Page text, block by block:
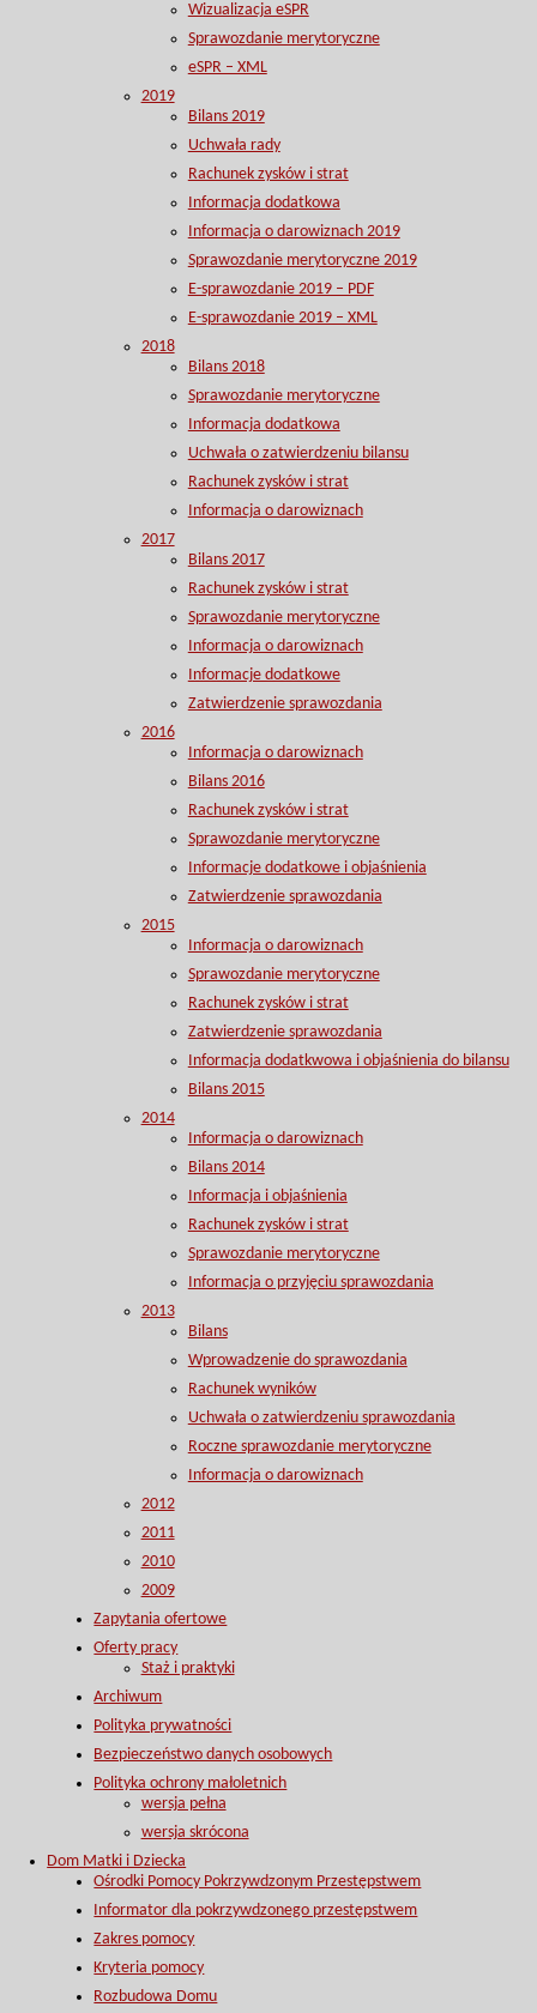
Wizualizacja eSPR
Sprawozdanie merytoryczne
eSPR – XML
2019
Bilans 2019
Uchwała rady
Rachunek zysków i strat
Informacja dodatkowa
Informacja o darowiznach 2019
Sprawozdanie merytoryczne 2019
E-sprawozdanie 2019 – PDF
E-sprawozdanie 2019 – XML
2018
Bilans 2018
Sprawozdanie merytoryczne
Informacja dodatkowa
Uchwała o zatwierdzeniu bilansu
Rachunek zysków i strat
Informacja o darowiznach
2017
Bilans 2017
Rachunek zysków i strat
Sprawozdanie merytoryczne
Informacja o darowiznach
Informacje dodatkowe
Zatwierdzenie sprawozdania
2016
Informacja o darowiznach
Bilans 2016
Rachunek zysków i strat
Sprawozdanie merytoryczne
Informacje dodatkowe i objaśnienia
Zatwierdzenie sprawozdania
2015
Informacja o darowiznach
Sprawozdanie merytoryczne
Rachunek zysków i strat
Zatwierdzenie sprawozdania
Informacja dodatkwowa i objaśnienia do bilansu
Bilans 2015
2014
Informacja o darowiznach
Bilans 2014
Informacja i objaśnienia
Rachunek zysków i strat
Sprawozdanie merytoryczne
Informacja o przyjęciu sprawozdania
2013
Bilans
Wprowadzenie do sprawozdania
Rachunek wyników
Uchwała o zatwierdzeniu sprawozdania
Roczne sprawozdanie merytoryczne
Informacja o darowiznach
2012
2011
2010
2009
Zapytania ofertowe
Oferty pracy
Staż i praktyki
Archiwum
Polityka prywatności
Bezpieczeństwo danych osobowych
Polityka ochrony małoletnich
wersja pełna
wersja skrócona
Dom Matki i Dziecka
Ośrodki Pomocy Pokrzywdzonym Przestępstwem
Informator dla pokrzywdzonego przestępstwem
Zakres pomocy
Kryteria pomocy
Rozbudowa Domu